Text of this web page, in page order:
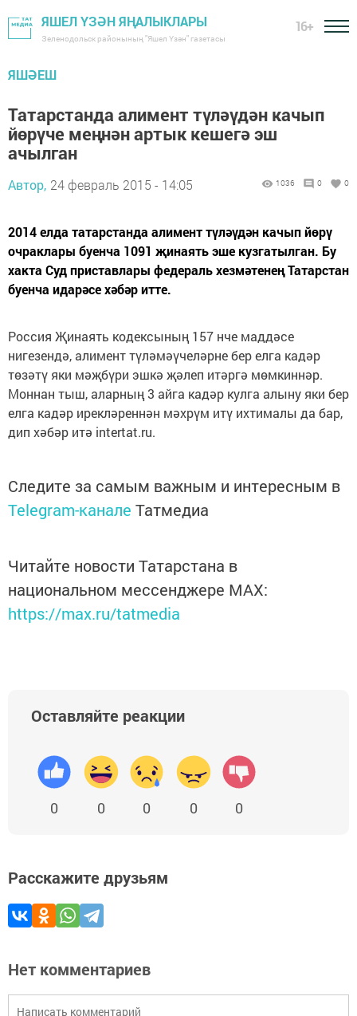
ЯШЕЛ ҮЗӘН ЯҢАЛЫКЛАРЫ
Зеленодольск районының "Яшел Үзән" газетасы
16+
ЯШӘЕШ
Татарстанда алимент түләүдән качып
йөрүче меңнән артык кешегә эш
ачылган
Автор, 24 февраль 2015 - 14:05 1036 0 0
2014 елда татарстанда алимент түләүдән качып йөрү
очраклары буенча 1091 җинаять эше кузгатылган. Бу
хакта Суд приставлары федераль хезмәтенең Татарстан
буенча идарәсе хәбәр итте.
Россия Җинаять кодексының 157 нче маддәсе
нигезендә, алимент түләмәүчеләрне бер елга кадәр
төзәтү яки мәҗбүри эшкә җәлеп итәргә мөмкиннәр.
Моннан тыш, аларның 3 айга кадәр кулга алыну яки бер
елга кадәр ирекләреннән мәхрүм итү ихтималы да бар,
дип хәбәр итә intertat.ru.
Следите за самым важным и интересным в
Telegram-канале Татмедиа
Читайте новости Татарстана в
национальном мессенджере MАХ:
https://max.ru/tatmedia
Оставляйте реакции
0 0 0 0 0
Расскажите друзьям
Нет комментариев